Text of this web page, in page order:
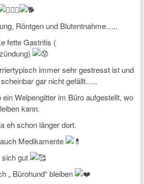
Röntgen und Blutentnahme…..
fette Gastritis (
immer sehr gestresst ist und
gar nicht gefällt…..
Welpengitter im Büro aufgestellt, wo
kann.
eh schon länger dort.
Medikamente
sich gut
„ Bürohund“ bleiben